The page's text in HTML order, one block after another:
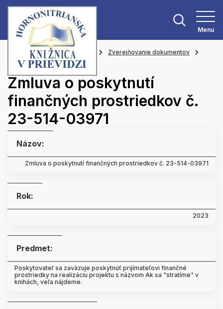
Menu
Hlavná stránka O knižnici
Zverejňovanie dokumentov
Zmluvy
Zmluva o poskytnutí
finančných prostriedkov č.
23-514-03971
Názov:
Zmluva o poskytnutí finančných prostriedkov č. 23-514-03971
Rok:
2023
Predmet:
Poskytovateľ sa zaväzuje poskytnúť prijímateľovi finančné
prostriedky na realizáciu projektu s názvom Ak sa "stratíme" v
knihách, veľa nájdeme.